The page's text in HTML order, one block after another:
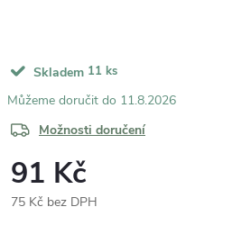
Skladem 11 ks
11.8.2026
Možnosti doručení
91 Kč
75 Kč bez DPH